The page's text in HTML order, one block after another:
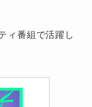
ィ番組で活躍し